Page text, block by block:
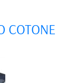
COTONE